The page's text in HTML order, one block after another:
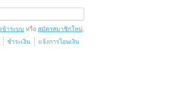
เข้าระบบ หรือ สมัครสมาชิกใหม่.
ชำระเงิน แจ้งการโอนเงิน